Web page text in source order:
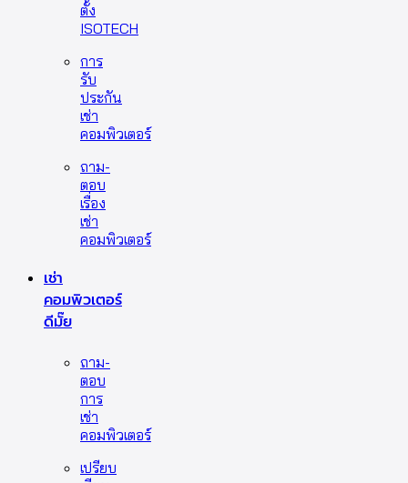
ตั้ง
ISOTECH
การ
รับ
ประกัน
เช่า
คอมพิวเตอร์
ถาม-
ตอบ
เรื่อง
เช่า
คอมพิวเตอร์
เช่า
คอมพิวเตอร์
ดีมั๊ย
ถาม-
ตอบ
การ
เช่า
คอมพิวเตอร์
เปรียบ